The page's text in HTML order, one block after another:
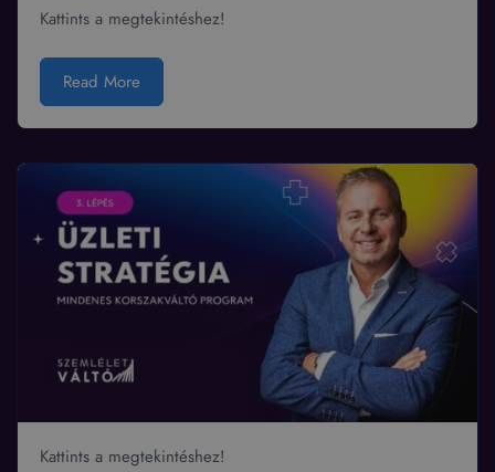
Kattints a megtekintéshez!
Read More
Kattints a megtekintéshez!